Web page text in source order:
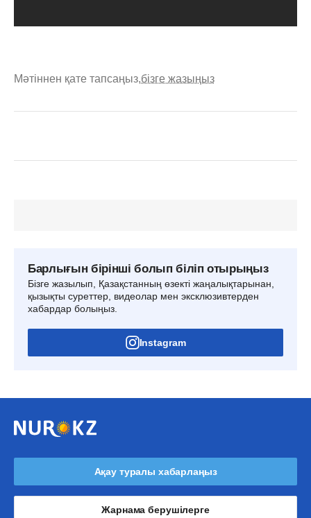
Мәтіннен қате тапсаңыз,бізге жазыңыз
Барлығын бірінші болып біліп отырыңыз
Бізге жазылып, Қазақстанның өзекті жаңалықтарынан,
қызықты суреттер, видеолар мен эксклюзивтерден
хабардар болыңыз.
Instagram
Ақау туралы хабарлаңыз
Жарнама берушілерге